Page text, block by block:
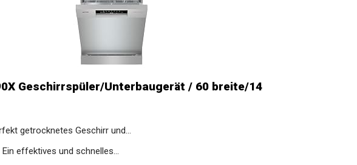
Geschirrspüler/Unterbaugerät / 60 breite/14
getrocknetes Geschirr und...
effektives und schnelles...